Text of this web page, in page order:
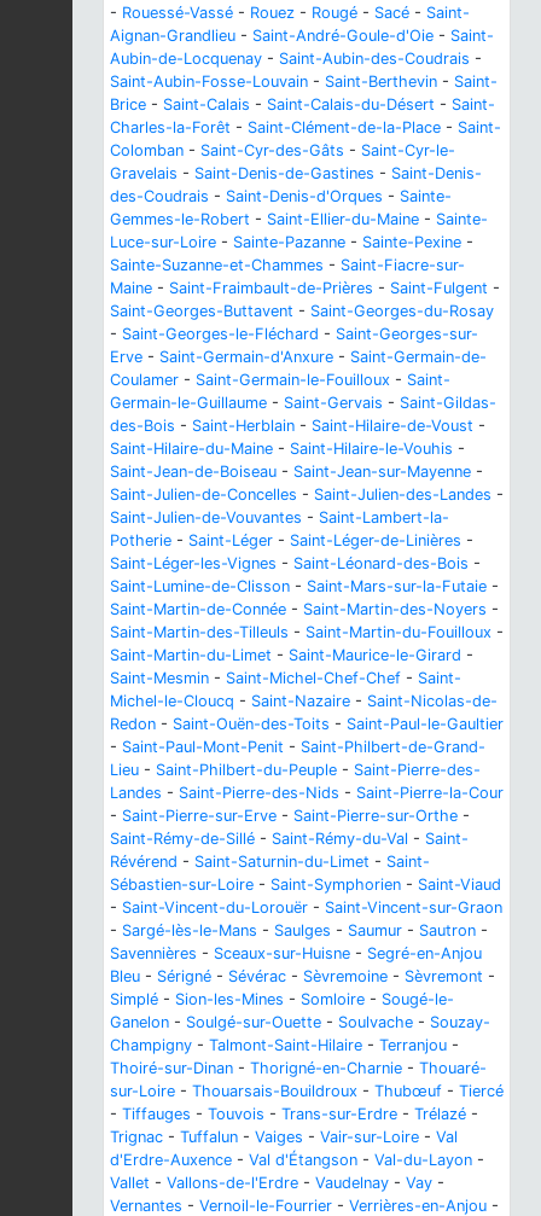
- Rouessé-Vassé - Rouez - Rougé - Sacé - Saint-
Aignan-Grandlieu - Saint-André-Goule-d'Oie - Saint-
Aubin-de-Locquenay - Saint-Aubin-des-Coudrais -
Saint-Aubin-Fosse-Louvain - Saint-Berthevin - Saint-
Brice - Saint-Calais - Saint-Calais-du-Désert - Saint-
Charles-la-Forêt - Saint-Clément-de-la-Place - Saint-
Colomban - Saint-Cyr-des-Gâts - Saint-Cyr-le-
Gravelais - Saint-Denis-de-Gastines - Saint-Denis-
des-Coudrais - Saint-Denis-d'Orques - Sainte-
Gemmes-le-Robert - Saint-Ellier-du-Maine - Sainte-
Luce-sur-Loire - Sainte-Pazanne - Sainte-Pexine -
Sainte-Suzanne-et-Chammes - Saint-Fiacre-sur-
Maine - Saint-Fraimbault-de-Prières - Saint-Fulgent -
Saint-Georges-Buttavent - Saint-Georges-du-Rosay
- Saint-Georges-le-Fléchard - Saint-Georges-sur-
Erve - Saint-Germain-d'Anxure - Saint-Germain-de-
Coulamer - Saint-Germain-le-Fouilloux - Saint-
Germain-le-Guillaume - Saint-Gervais - Saint-Gildas-
des-Bois - Saint-Herblain - Saint-Hilaire-de-Voust -
Saint-Hilaire-du-Maine - Saint-Hilaire-le-Vouhis -
Saint-Jean-de-Boiseau - Saint-Jean-sur-Mayenne -
Saint-Julien-de-Concelles - Saint-Julien-des-Landes -
Saint-Julien-de-Vouvantes - Saint-Lambert-la-
Potherie - Saint-Léger - Saint-Léger-de-Linières -
Saint-Léger-les-Vignes - Saint-Léonard-des-Bois -
Saint-Lumine-de-Clisson - Saint-Mars-sur-la-Futaie -
Saint-Martin-de-Connée - Saint-Martin-des-Noyers -
Saint-Martin-des-Tilleuls - Saint-Martin-du-Fouilloux -
Saint-Martin-du-Limet - Saint-Maurice-le-Girard -
Saint-Mesmin - Saint-Michel-Chef-Chef - Saint-
Michel-le-Cloucq - Saint-Nazaire - Saint-Nicolas-de-
Redon - Saint-Ouën-des-Toits - Saint-Paul-le-Gaultier
- Saint-Paul-Mont-Penit - Saint-Philbert-de-Grand-
Lieu - Saint-Philbert-du-Peuple - Saint-Pierre-des-
Landes - Saint-Pierre-des-Nids - Saint-Pierre-la-Cour
- Saint-Pierre-sur-Erve - Saint-Pierre-sur-Orthe -
Saint-Rémy-de-Sillé - Saint-Rémy-du-Val - Saint-
Révérend - Saint-Saturnin-du-Limet - Saint-
Sébastien-sur-Loire - Saint-Symphorien - Saint-Viaud
- Saint-Vincent-du-Lorouër - Saint-Vincent-sur-Graon
- Sargé-lès-le-Mans - Saulges - Saumur - Sautron -
Savennières - Sceaux-sur-Huisne - Segré-en-Anjou
Bleu - Sérigné - Sévérac - Sèvremoine - Sèvremont -
Simplé - Sion-les-Mines - Somloire - Sougé-le-
Ganelon - Soulgé-sur-Ouette - Soulvache - Souzay-
Champigny - Talmont-Saint-Hilaire - Terranjou -
Thoiré-sur-Dinan - Thorigné-en-Charnie - Thouaré-
sur-Loire - Thouarsais-Bouildroux - Thubœuf - Tiercé
- Tiffauges - Touvois - Trans-sur-Erdre - Trélazé -
Trignac - Tuffalun - Vaiges - Vair-sur-Loire - Val
d'Erdre-Auxence - Val d'Étangson - Val-du-Layon -
Vallet - Vallons-de-l'Erdre - Vaudelnay - Vay -
Vernantes - Vernoil-le-Fourrier - Verrières-en-Anjou -